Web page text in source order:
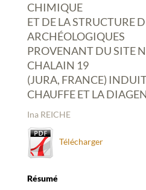
CHIMIQUE
ET DE LA STRUCTURE
ARCHÉOLOGIQUES
PROVENANT DU SITE
CHALAIN 19
(JURA, FRANCE)
CHAUFFE ET LA
Ina REICHE
Télécharger
Résumé